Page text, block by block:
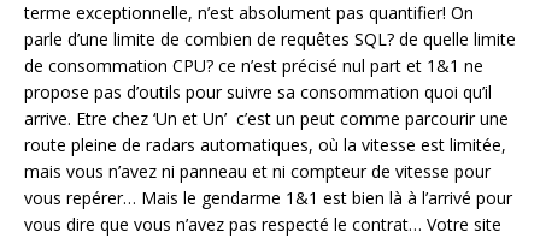
terme exceptionnelle, n’est absolument pas quantifier! On
parle d’une limite de combien de requêtes SQL? de quelle limite
de consommation CPU? ce n’est précisé nul part et 1&1 ne
propose pas d’outils pour suivre sa consommation quoi qu’il
arrive. Etre chez ‘Un et Un’ c’est un peut comme parcourir une
route pleine de radars automatiques, où la vitesse est limitée,
mais vous n’avez ni panneau et ni compteur de vitesse pour
vous repérer… Mais le gendarme 1&1 est bien là à l’arrivé pour
vous dire que vous n’avez pas respecté le contrat… Votre site